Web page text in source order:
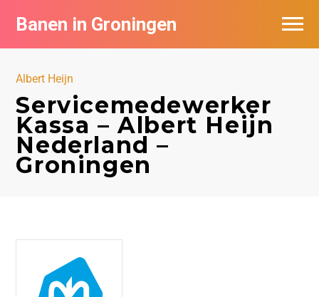
Banen in Groningen
Albert Heijn
Servicemedewerker
Kassa – Albert Heijn
Nederland –
Groningen
Vacatures per bedrijf
De populairste vacatures in Groningen
Nieuwsbrief feed